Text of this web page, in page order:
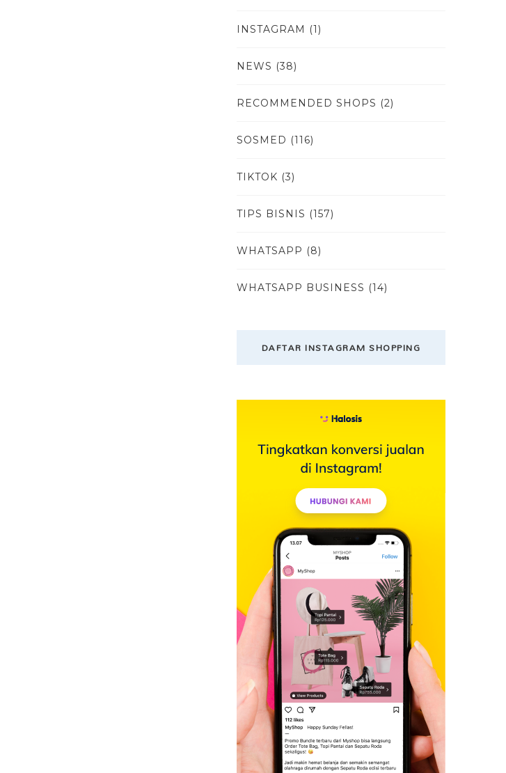
INSTAGRAM (1)
NEWS (38)
RECOMMENDED SHOPS (2)
SOSMED (116)
TIKTOK (3)
TIPS BISNIS (157)
WHATSAPP (8)
WHATSAPP BUSINESS (14)
DAFTAR INSTAGRAM SHOPPING